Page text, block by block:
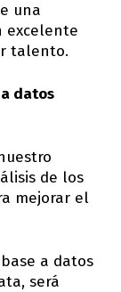
una
excelente
talento.
datos
de los
mejorar el
a datos
será